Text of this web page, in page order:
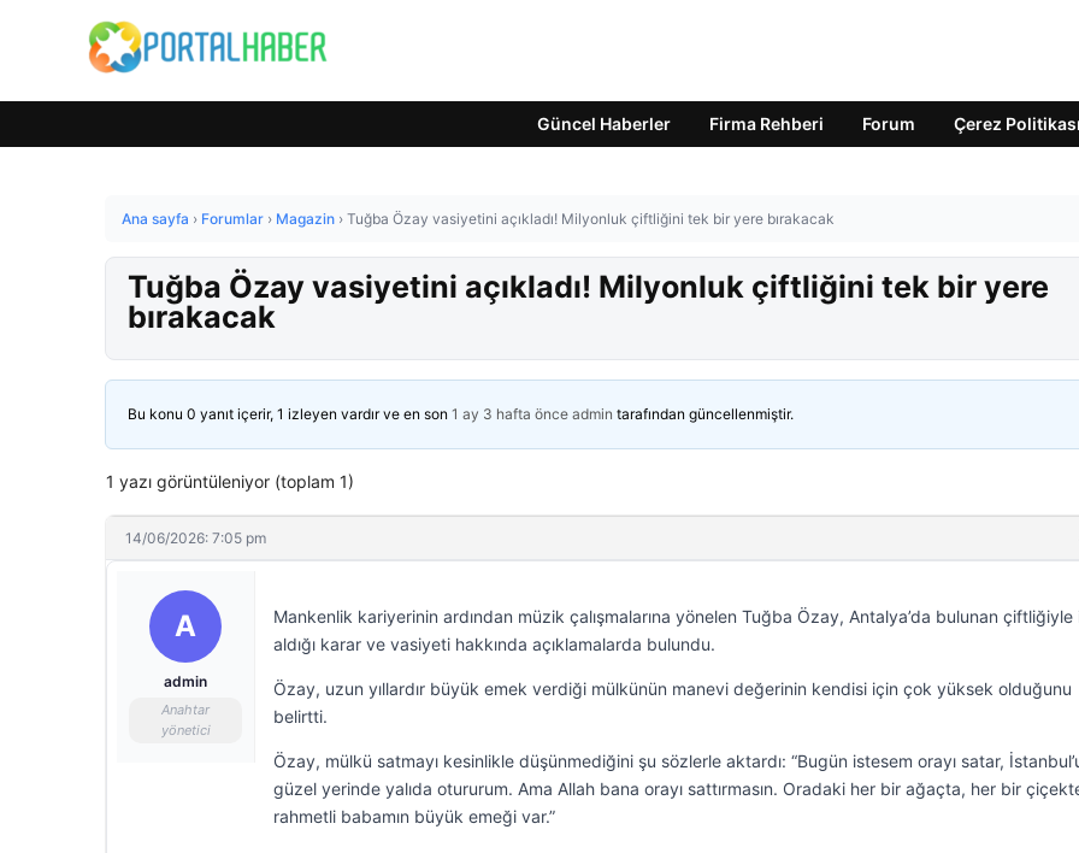
Güncel Haberler Firma Rehberi Forum Çerez Politikası
Ana sayfa › Forumlar › Magazin › Tuğba Özay vasiyetini açıkladı! Milyonluk çiftliğini tek bir yere bırakacak
Tuğba Özay vasiyetini açıkladı! Milyonluk çiftliğini tek bir yere
bırakacak
Bu konu 0 yanıt içerir, 1 izleyen vardır ve en son 1 ay 3 hafta önce admin tarafından güncellenmiştir.
1 yazı görüntüleniyor (toplam 1)
14/06/2026: 7:05 pm
A
admin
Anahtar
yönetici
Mankenlik kariyerinin ardından müzik çalışmalarına yönelen Tuğba Özay, Antalya’da bulunan çiftliğiyle
aldığı karar ve vasiyeti hakkında açıklamalarda bulundu.
Özay, uzun yıllardır büyük emek verdiği mülkünün manevi değerinin kendisi için çok yüksek olduğunu
belirtti.
Özay, mülkü satmayı kesinlikle düşünmediğini şu sözlerle aktardı: “Bugün istesem orayı satar,
güzel yerinde yalıda otururum. Ama Allah bana orayı sattırmasın. Oradaki her bir ağaçta, her bir
rahmetli babamın büyük emeği var.”